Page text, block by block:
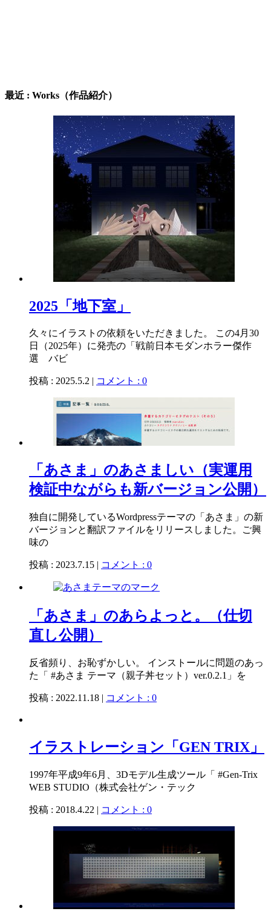
最近 : Works（作品紹介）
2025「地下室」
久々にイラストの依頼をいただきました。 この4月30
日（2025年）に発売の「戦前日本モダンホラー傑作
選 バビ
投稿 : 2025.5.2 | コメント : 0
「あさま」のあさましい（実運用
検証中ながらも新バージョン公開）
独自に開発しているWordpressテーマの「あさま」の新
バージョンと翻訳ファイルをリリースしました。ご興
味の
投稿 : 2023.7.15 | コメント : 0
「あさま」のあらよっと。（仕切
直し公開）
反省頻り、お恥ずかしい。 インストールに問題のあっ
た「 #あさま テーマ（親子丼セット）ver.0.2.1」を
投稿 : 2022.11.18 | コメント : 0
イラストレーション「GEN TRIX」
1997年平成9年6月、3Dモデル生成ツール「 #Gen-Trix
WEB STUDIO（株式会社ゲン・テック
投稿 : 2018.4.22 | コメント : 0